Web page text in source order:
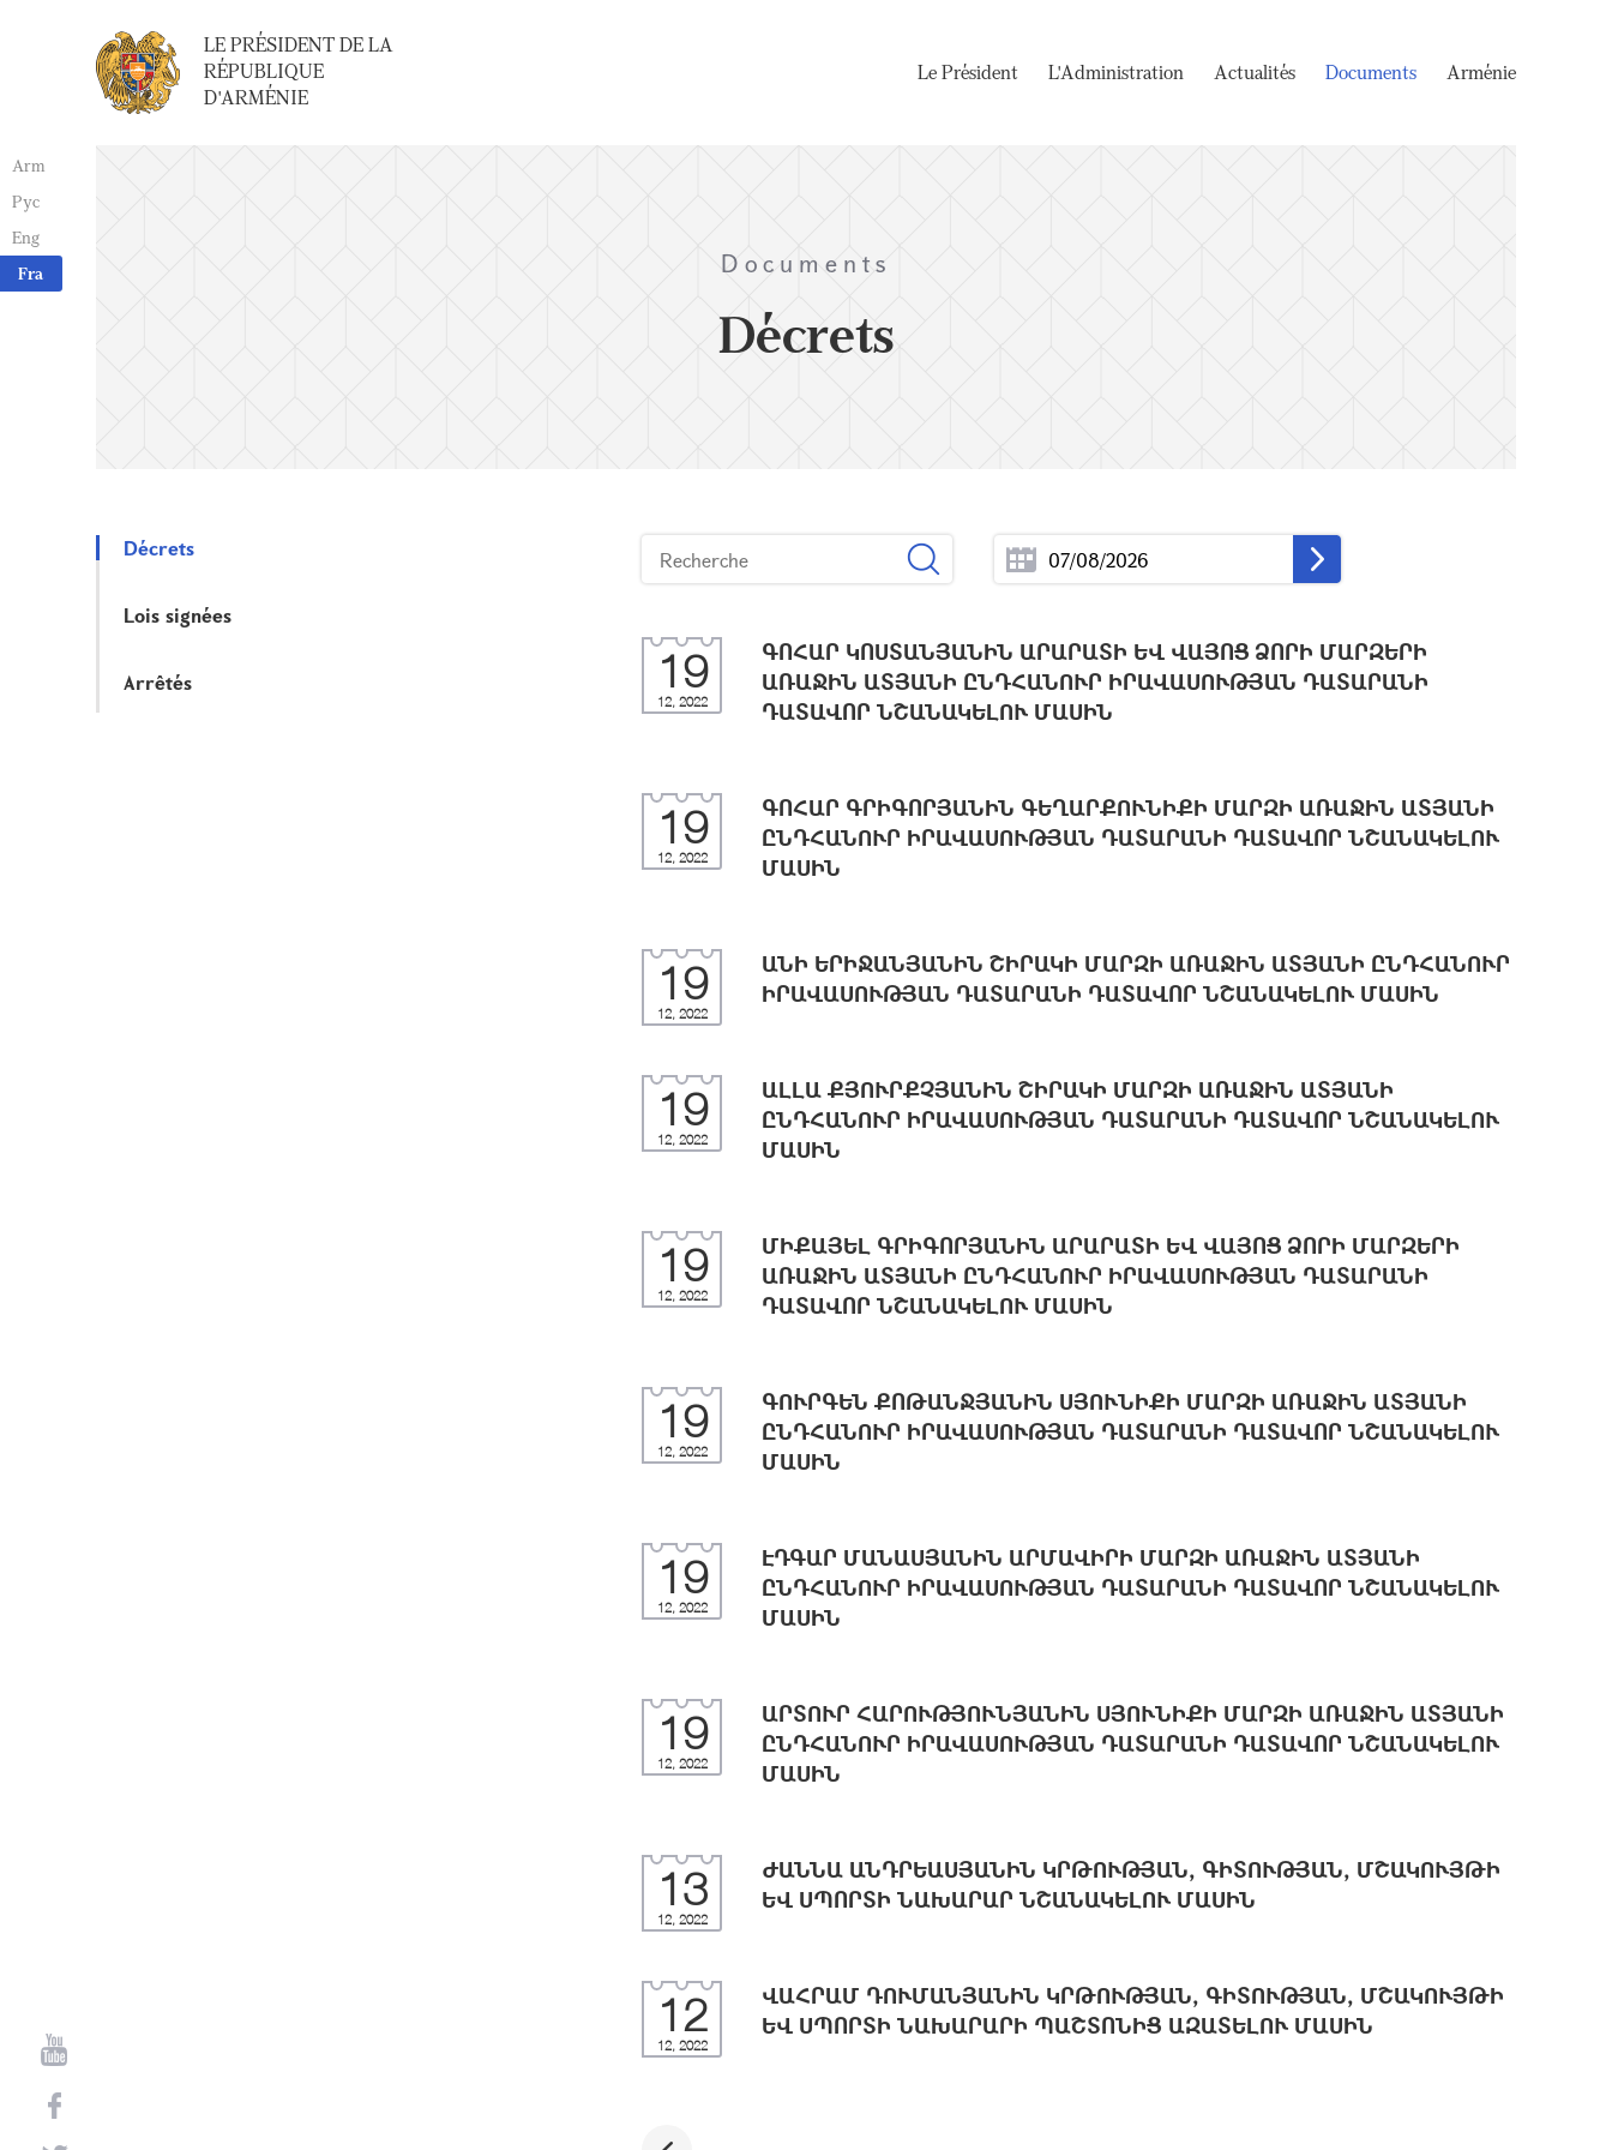
Arm
Рус
Eng
Fra
LE PRÉSIDENT DE LA
RÉPUBLIQUE
D'ARMÉNIE
Le Président L'Administration Actualités Documents Arménie
Documents
Décrets
Décrets
Lois signées
Arrêtés 19
12, 2022
ԳՈՀԱՐ ԿՈՍՏԱՆՅԱՆԻՆ ԱՐԱՐԱՏԻ ԵՎ ՎԱՅՈՑ ՁՈՐԻ ՄԱՐԶԵՐԻ
ԱՌԱՋԻՆ ԱՏՅԱՆԻ ԸՆԴՀԱՆՈՒՐ ԻՐԱՎԱՍՈՒԹՅԱՆ ԴԱՏԱՐԱՆԻ
ԴԱՏԱՎՈՐ ՆՇԱՆԱԿԵԼՈՒ ՄԱՍԻՆ
19
12, 2022
ԳՈՀԱՐ ԳՐԻԳՈՐՅԱՆԻՆ ԳԵՂԱՐՔՈՒՆԻՔԻ ՄԱՐԶԻ ԱՌԱՋԻՆ ԱՏՅԱՆԻ
ԸՆԴՀԱՆՈՒՐ ԻՐԱՎԱՍՈՒԹՅԱՆ ԴԱՏԱՐԱՆԻ ԴԱՏԱՎՈՐ ՆՇԱՆԱԿԵԼՈՒ
ՄԱՍԻՆ
19
12, 2022
ԱՆԻ ԵՐԻՋԱՆՅԱՆԻՆ ՇԻՐԱԿԻ ՄԱՐԶԻ ԱՌԱՋԻՆ ԱՏՅԱՆԻ ԸՆԴՀԱՆՈՒՐ
ԻՐԱՎԱՍՈՒԹՅԱՆ ԴԱՏԱՐԱՆԻ ԴԱՏԱՎՈՐ ՆՇԱՆԱԿԵԼՈՒ ՄԱՍԻՆ
19
12, 2022
ԱԼԼԱ ՔՅՈՒՐՔՉՅԱՆԻՆ ՇԻՐԱԿԻ ՄԱՐԶԻ ԱՌԱՋԻՆ ԱՏՅԱՆԻ
ԸՆԴՀԱՆՈՒՐ ԻՐԱՎԱՍՈՒԹՅԱՆ ԴԱՏԱՐԱՆԻ ԴԱՏԱՎՈՐ ՆՇԱՆԱԿԵԼՈՒ
ՄԱՍԻՆ
19
12, 2022
ՄԻՔԱՅԵԼ ԳՐԻԳՈՐՅԱՆԻՆ ԱՐԱՐԱՏԻ ԵՎ ՎԱՅՈՑ ՁՈՐԻ ՄԱՐԶԵՐԻ
ԱՌԱՋԻՆ ԱՏՅԱՆԻ ԸՆԴՀԱՆՈՒՐ ԻՐԱՎԱՍՈՒԹՅԱՆ ԴԱՏԱՐԱՆԻ
ԴԱՏԱՎՈՐ ՆՇԱՆԱԿԵԼՈՒ ՄԱՍԻՆ
19
12, 2022
ԳՈՒՐԳԵՆ ՔՈԹԱՆՋՅԱՆԻՆ ՍՅՈՒՆԻՔԻ ՄԱՐԶԻ ԱՌԱՋԻՆ ԱՏՅԱՆԻ
ԸՆԴՀԱՆՈՒՐ ԻՐԱՎԱՍՈՒԹՅԱՆ ԴԱՏԱՐԱՆԻ ԴԱՏԱՎՈՐ ՆՇԱՆԱԿԵԼՈՒ
ՄԱՍԻՆ
19
12, 2022
ԷԴԳԱՐ ՄԱՆԱՍՅԱՆԻՆ ԱՐՄԱՎԻՐԻ ՄԱՐԶԻ ԱՌԱՋԻՆ ԱՏՅԱՆԻ
ԸՆԴՀԱՆՈՒՐ ԻՐԱՎԱՍՈՒԹՅԱՆ ԴԱՏԱՐԱՆԻ ԴԱՏԱՎՈՐ ՆՇԱՆԱԿԵԼՈՒ
ՄԱՍԻՆ
19
12, 2022
ԱՐՏՈՒՐ ՀԱՐՈՒԹՅՈՒՆՅԱՆԻՆ ՍՅՈՒՆԻՔԻ ՄԱՐԶԻ ԱՌԱՋԻՆ ԱՏՅԱՆԻ
ԸՆԴՀԱՆՈՒՐ ԻՐԱՎԱՍՈՒԹՅԱՆ ԴԱՏԱՐԱՆԻ ԴԱՏԱՎՈՐ ՆՇԱՆԱԿԵԼՈՒ
ՄԱՍԻՆ
13
12, 2022
ԺԱՆՆԱ ԱՆԴՐԵԱՍՅԱՆԻՆ ԿՐԹՈՒԹՅԱՆ, ԳԻՏՈՒԹՅԱՆ, ՄՇԱԿՈՒՅԹԻ
ԵՎ ՍՊՈՐՏԻ ՆԱԽԱՐԱՐ ՆՇԱՆԱԿԵԼՈՒ ՄԱՍԻՆ
12
12, 2022
ՎԱՀՐԱՄ ԴՈՒՄԱՆՅԱՆԻՆ ԿՐԹՈՒԹՅԱՆ, ԳԻՏՈՒԹՅԱՆ, ՄՇԱԿՈՒՅԹԻ
ԵՎ ՍՊՈՐՏԻ ՆԱԽԱՐԱՐԻ ՊԱՇՏՈՆԻՑ ԱԶԱՏԵԼՈՒ ՄԱՍԻՆ